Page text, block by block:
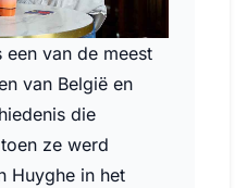
van de meest
van België en
die
ze werd
Huyghe in het